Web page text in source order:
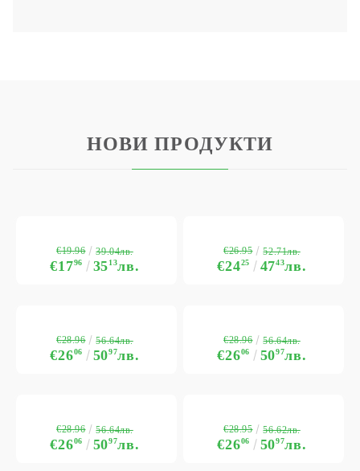
НОВИ ПРОДУКТИ
€1796 3513лв.
€19.96 39.04лв.
€2425 4743лв.
€26.95 52.71лв.
€2606 5097лв.
€28.96 56.64лв.
€2606 5097лв.
€28.96 56.64лв.
€2606 5097лв.
€28.96 56.64лв.
€2606 5097лв.
€28.95 56.62лв.